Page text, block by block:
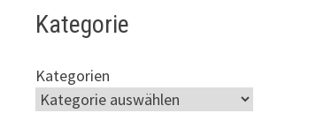
Kategorie
Kategorien